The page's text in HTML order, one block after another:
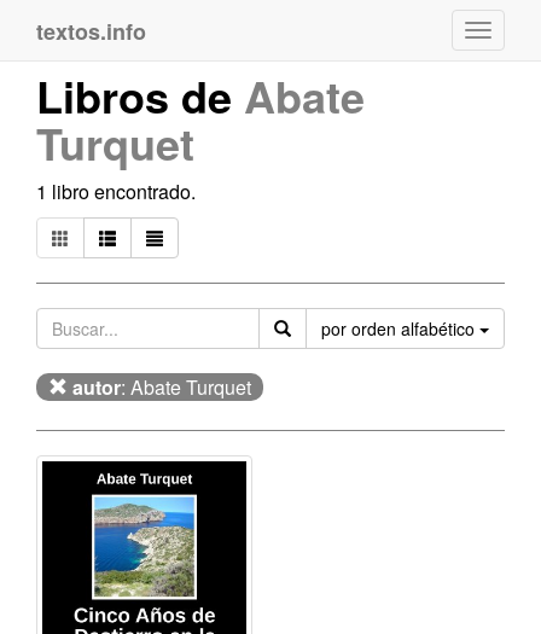
textos.info
Libros de Abate
Turquet
1 libro encontrado.
por orden alfabético
autor: Abate Turquet